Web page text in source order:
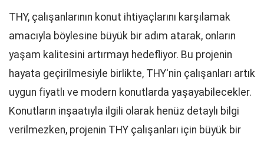
THY, çalışanlarının konut ihtiyaçlarını karşılamak
amacıyla böylesine büyük bir adım atarak, onların
yaşam kalitesini artırmayı hedefliyor. Bu projenin
hayata geçirilmesiyle birlikte, THY'nin çalışanları artık
uygun fiyatlı ve modern konutlarda yaşayabilecekler.
Konutların inşaatıyla ilgili olarak henüz detaylı bilgi
verilmezken, projenin THY çalışanları için büyük bir